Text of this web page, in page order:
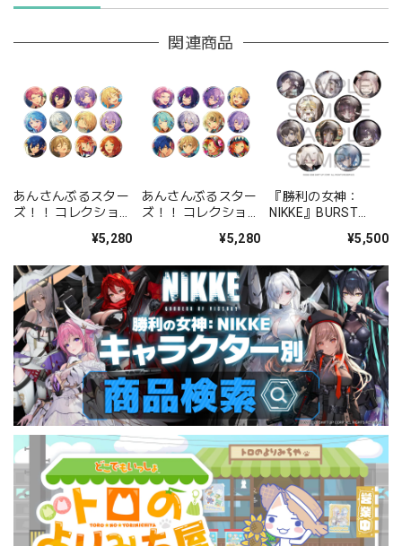
関連商品
あんさんぶるスター
ズ！！ コレクション
¥5,280
あんさんぶるスター
ズ！！ コレクション
¥5,280
『勝利の女神：
NIKKE』BURST
ジ Vol.9 BOX 全10種
¥5,500